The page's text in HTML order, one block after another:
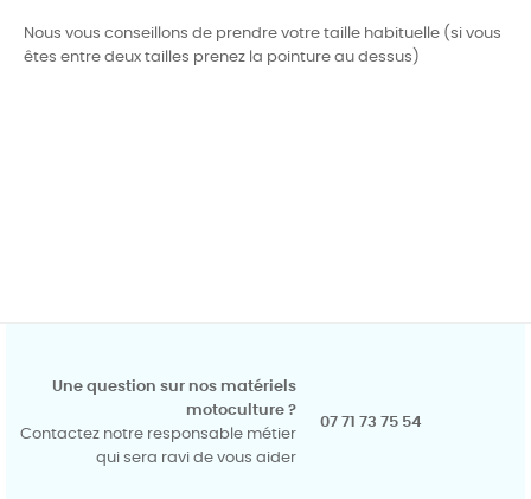
Nous vous conseillons de prendre votre taille habituelle (si vous
êtes entre deux tailles prenez la pointure au dessus)
Une question sur nos matériels
motoculture ?
Contactez notre responsable métier
qui sera ravi de vous aider
07 71 73 75 54